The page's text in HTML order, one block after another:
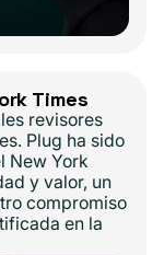
Times
revisores
Plug ha sido
New York
y valor, un
compromiso
en la